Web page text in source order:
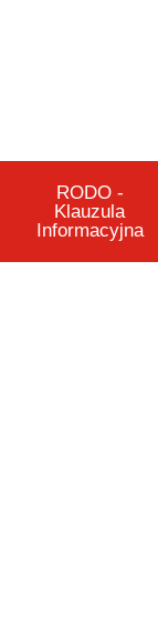
RODO -
Klauzula
Informacyjna